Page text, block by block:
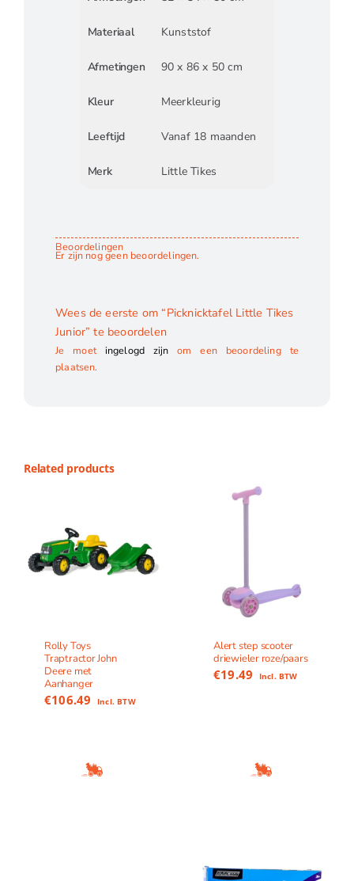
Materiaal Kunststof
Afmetingen 90 x 86 x 50 cm
Kleur Meerkleurig
Leeftijd Vanaf 18 maanden
Merk Little Tikes
Beoordelingen
Er zijn nog geen beoordelingen.
Wees de eerste om “Picknicktafel Little Tikes
Junior” te beoordelen
Je moet ingelogd zijn om een beoordeling te
plaatsen.
Related products
Rolly Toys
Traptractor John
Deere met
Aanhanger
€106.49 Incl. BTW
Alert step scooter
driewieler roze/paars
€19.49 Incl. BTW